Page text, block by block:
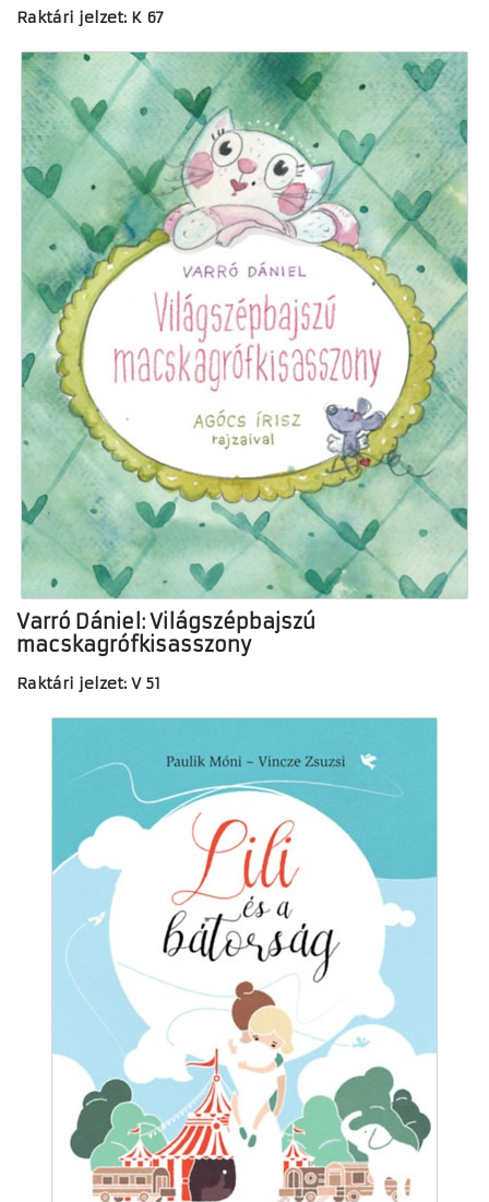
Raktári jelzet: K 67
Varró Dániel: Világszépbajszú
macskagrófkisasszony
Raktári jelzet: V 51